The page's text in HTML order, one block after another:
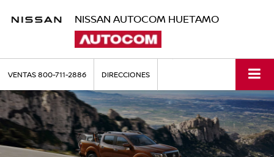
NISSAN AUTOCOM HUETAMO
VENTAS800-711-2886 DIRECCIONES